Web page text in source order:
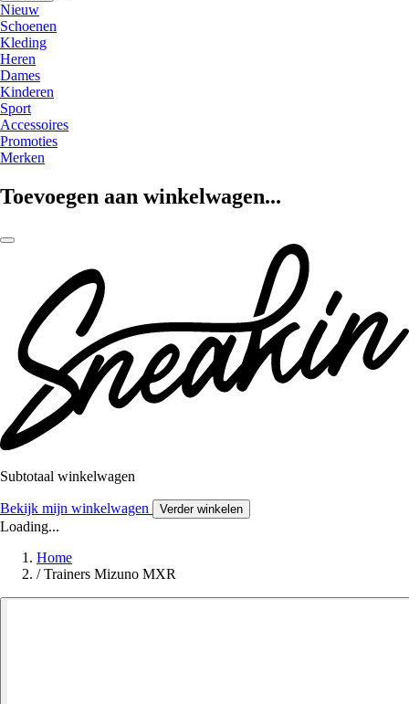
Nieuw
Schoenen
Kleding
Heren
Dames
Kinderen
Sport
Accessoires
Promoties
Merken
Toevoegen aan winkelwagen...
Subtotaal winkelwagen
Bekijk mijn winkelwagen Verder winkelen
Loading...
Home
/ Trainers Mizuno MXR